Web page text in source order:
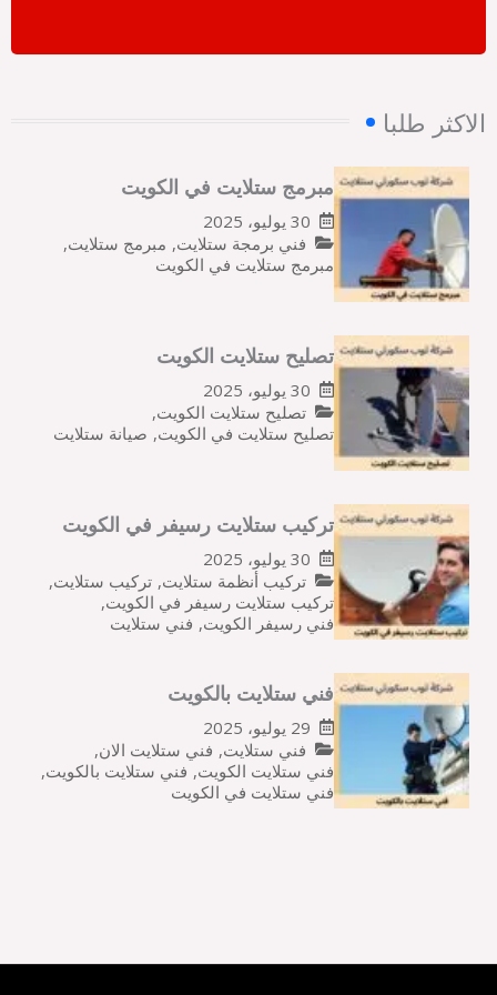
الاكثر طلبا
مبرمج ستلايت في الكويت
30 يوليو، 2025
فني برمجة ستلايت, مبرمج ستلايت,
مبرمج ستلايت في الكويت
تصليح ستلايت الكويت
30 يوليو، 2025
تصليح ستلايت الكويت,
تصليح ستلايت في الكويت, صيانة ستلايت
تركيب ستلايت رسيفر في الكويت
30 يوليو، 2025
تركيب أنظمة ستلايت, تركيب ستلايت,
تركيب ستلايت رسيفر في الكويت,
فني رسيفر الكويت, فني ستلايت
فني ستلايت بالكويت
29 يوليو، 2025
فني ستلايت, فني ستلايت الان,
فني ستلايت الكويت, فني ستلايت بالكويت,
فني ستلايت في الكويت